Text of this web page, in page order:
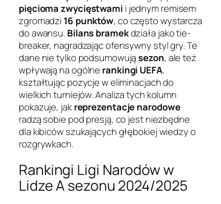
pięcioma zwycięstwami i jednym remisem
zgromadzi 16 punktów, co często wystarcza
do awansu. Bilans bramekdziała jako tie-
breaker, nagradzając ofensywny styl gry. Te
dane nie tylko podsumowująsezon, ale też
wpływają na ogólne rankingi UEFA,
kształtując pozycje w eliminacjach do
wielkich turniejów. Analiza tych kolumn
pokazuje, jakreprezentacje narodowe
radzą sobie pod presją, co jest niezbędne
dla kibiców szukających głębokiej wiedzy o
rozgrywkach.
Rankingi Ligi Narodów w
Lidze A sezonu 2024/2025